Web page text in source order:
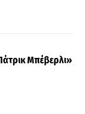
Μπέβερλι»